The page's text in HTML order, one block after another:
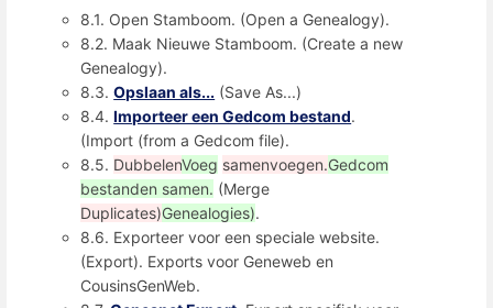
8.1. Open Stamboom. (Open a Genealogy).
8.2. Maak Nieuwe Stamboom. (Create a new
Genealogy).
8.3.Opslaan als... (Save As...)
8.4.Importeer een Gedcom bestand.
(Import (from a Gedcom file).
8.5. DubbelenVoeg samenvoegen.Gedcom
bestanden samen. (Merge
Duplicates)Genealogies).
8.6. Exporteer voor een speciale website.
(Export). Exports voor Geneweb en
CousinsGenWeb.